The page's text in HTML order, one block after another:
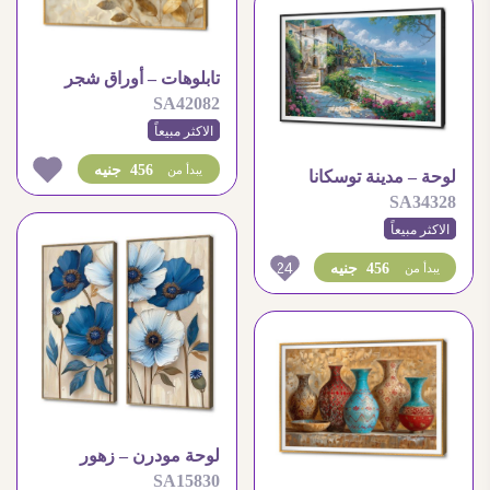
تابلوهات – أوراق شجر
ذهبي
SA42082
الاكثر مبيعاً
456 جنيه يبدأ من
لوحة – مدينة توسكانا
SA34328
الاكثر مبيعاً
456 جنيه يبدأ من 24
لوحة مودرن – زهور
تركواز
SA15830